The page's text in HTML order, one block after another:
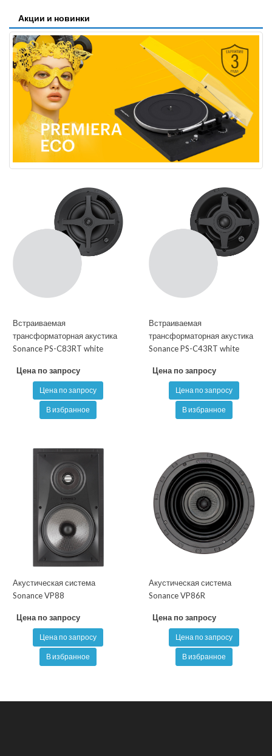
Акции и новинки
Встраиваемая
трансформаторная акустика
Sonance PS-C83RT white
Цена по запросу
Цена по запросу
В избранное
Встраиваемая
трансформаторная акустика
Sonance PS-C43RT white
Цена по запросу
Цена по запросу
В избранное
Акустическая система
Sonance VP88
Цена по запросу
Цена по запросу
В избранное
Акустическая система
Sonance VP86R
Цена по запросу
Цена по запросу
В избранное